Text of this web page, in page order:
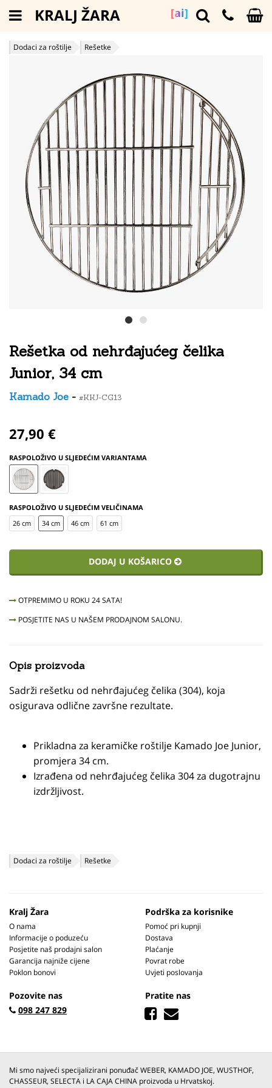
[ai]
KRALJ ŽARA
Dodaci za roštilje Rešetke
Rešetka od nehrđajućeg čelika
Junior, 34 cm
Kamado Joe - #KKJ-CG13
27,90 €
RASPOLOŽIVO U SLJEDEĆIM VARIANTAMA
RASPOLOŽIVO U SLJEDEĆIM VELIČINAMA
26 cm
34 cm 46 cm 61 cm
DODAJ U KOŠARICO
OTPREMIMO U ROKU 24 SATA!
POSJETITE NAS U NAŠEM PRODAJNOM SALONU.
Opis proizvoda
Sadrži rešetku od nehrđajućeg čelika (304), koja
osigurava odlične završne rezultate.
Prikladna za keramičke roštilje Kamado Joe Junior,
promjera 34 cm.
Izrađena od nehrđajućeg čelika 304 za dugotrajnu
izdržljivost.
Dodaci za roštilje Rešetke
Kralj Žara
O nama
Informacije o poduzeću
Posjetite naš prodajni salon
Garancija najniže cijene
Poklon bonovi
Podrška za korisnike
Pomoć pri kupnji
Dostava
Plaćanje
Povrat robe
Uvjeti poslovanja
Pozovite nas
098 247 829
Pratite nas
Mi smo najveći specijalizirani ponuđač WEBER, KAMADO JOE, WUSTHOF,
CHASSEUR, SELECTA i LA CAJA CHINA proizvoda u Hrvatskoj.